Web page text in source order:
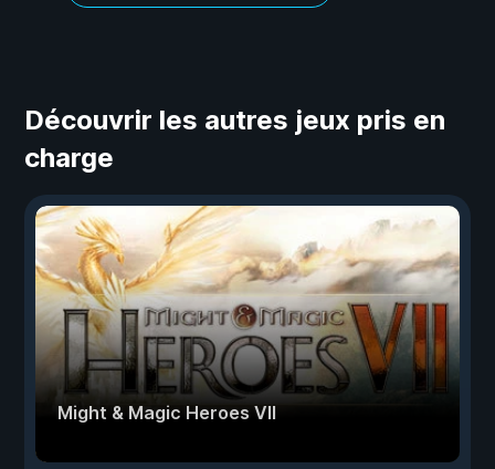
Découvrir les autres jeux pris en
charge
Might & Magic Heroes VII